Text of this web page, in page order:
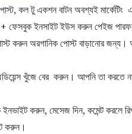
কল টু একশন বাটন অবশ্যই মার্কেটিং
ফেসবুক ইনসাইট ইউস করুন পেইজ
করুন অরগানিক পোস্ট বাড়ানোর জন্য।
খুঁজে বের করুন। আপনি তা করতে
করুন, মেসেজ দিন, কমেন্ট করলে
করুন।